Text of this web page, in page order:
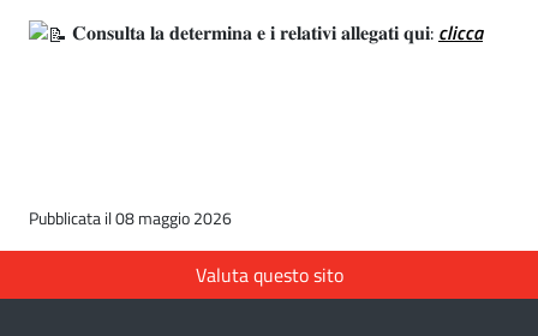
𝐂𝐨𝐧𝐬𝐮𝐥𝐭𝐚 𝐥𝐚 𝐝𝐞𝐭𝐞𝐫𝐦𝐢𝐧𝐚 𝐞 𝐢 𝐫𝐞𝐥𝐚𝐭𝐢𝐯𝐢 𝐚𝐥𝐥𝐞𝐠𝐚𝐭𝐢 𝐪𝐮𝐢: clicca
Pubblicata il 08 maggio 2026
Valuta questo sito